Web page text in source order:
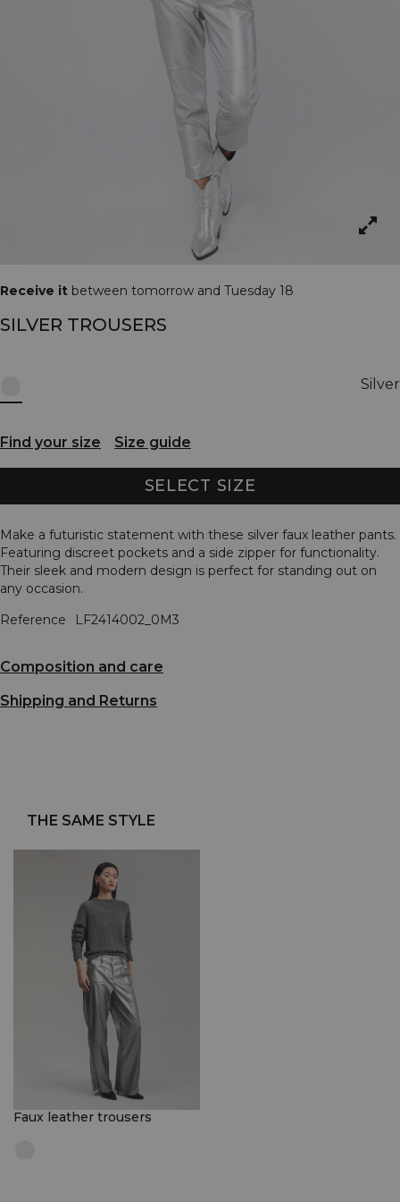
Receive it between tomorrow and Tuesday 18
SILVER TROUSERS
Silver
Find your size Size guide
SELECT SIZE
Make a futuristic statement with these silver faux leather pants.
Featuring discreet pockets and a side zipper for functionality.
Their sleek and modern design is perfect for standing out on
any occasion.
Reference
LF2414002_0M3
Composition and care
Shipping and Returns
THE SAME STYLE
Faux leather trousers